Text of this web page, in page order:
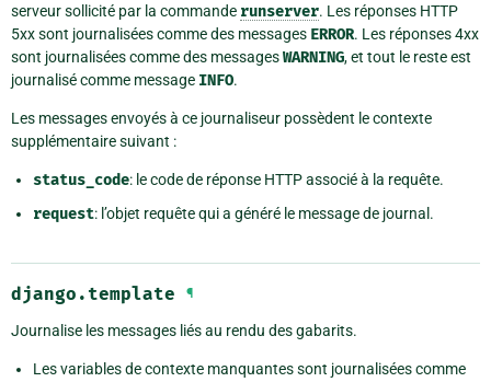
serveur sollicité par la commande runserver. Les réponses HTTP
5xx sont journalisées comme des messages ERROR. Les réponses 4xx
sont journalisées comme des messagesWARNING, et tout le reste est
journalisé comme message INFO.
Les messages envoyés à ce journaliseur possèdent le contexte
supplémentaire suivant :
status_code: le code de réponse HTTP associé à la requête.
request: l’objet requête qui a généré le message de journal.
django.template ¶
Journalise les messages liés au rendu des gabarits.
Les variables de contexte manquantes sont journalisées comme